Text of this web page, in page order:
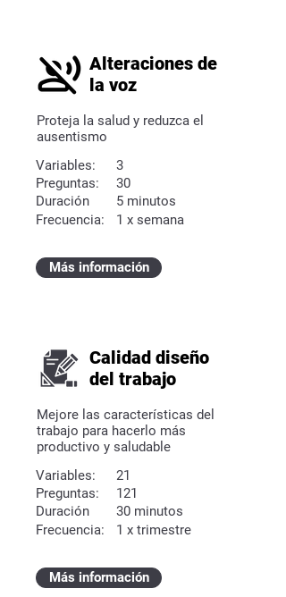
Alteraciones de
la voz
Proteja la salud y reduzca el
ausentismo
Variables:
Preguntas:
Duración
Frecuencia:
3
30
5 minutos
1 x semana
Más información
Calidad diseño
del trabajo
Mejore las características del
trabajo para hacerlo más
productivo y saludable
Variables:
Preguntas:
Duración
Frecuencia:
21
121
30 minutos
1 x trimestre
Más información